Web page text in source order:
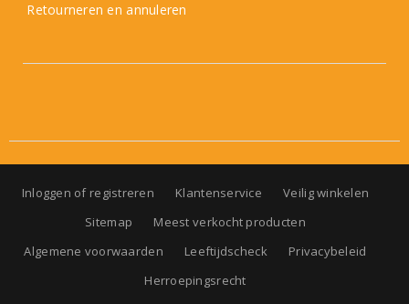
Retourneren en annuleren
Inloggen of registreren Klantenservice
Veilig winkelen
Sitemap
Meest verkocht producten
Algemene voorwaarden
Leeftijdscheck
Privacybeleid
Herroepingsrecht